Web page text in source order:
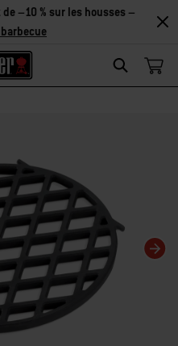
Search
–10 % sur les housses –